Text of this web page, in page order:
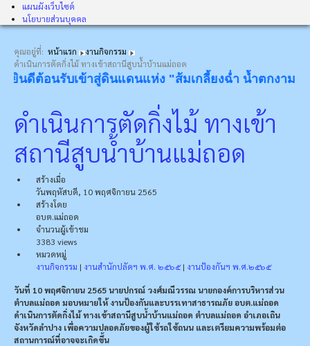
แผนผังเว็บไซต์
นโยบายส่วนบุคคล
คุณอยู่ที่: หน้าแรก
งานกิจกรรม
ดำเนินการตัดกิ่งไม้ ทางเข้าสถานีสูบน้ำบ้านแม่ถอด
นดีต้อนรับเข้าสู่ดินแดนแห่ง "ส้มเกลี้ยงฉ่ำ น้ำตกงาม โป่
ดำเนินการตัดกิ่งไม้ ทางเข้า
สถานีสูบน้ำบ้านแม่ถอด
สร้างเมื่อ
วันพฤหัสบดี, 10 พฤศจิกายน 2565
สร้างโดย
อบต.แม่ถอด
จำนวนผู้เข้าชม
3383 views
หมวดหมู่
งานกิจกรรม | งานสำนักปลัดฯ พ.ศ. ๒๕๖๕| งานป้องกันฯ พ.ศ.๒๕๖๕
วันที่ 10 พฤศจิกายน 2565 นายปกรณ์ วงศ์มณีวรรณ นายกองค์การบริหารส่วน
ตำบลแม่ถอด มอบหมายให้ งานป้องกันและบรรเทาสาธารณภัย อบต.แม่ถอด
ดำเนินการตัดกิ่งไม้ ทางเข้าสถานีสูบน้ำบ้านแม่ถอด ตำบลแม่ถอด อำเภอเถิน
จังหวัดลำปาง เพื่อความปลอดภัยของผู้ใช้รถใช้ถนน และเตรียมความพร้อมต่อ
สถานการณ์ที่อาจจะเกิดขึ้น